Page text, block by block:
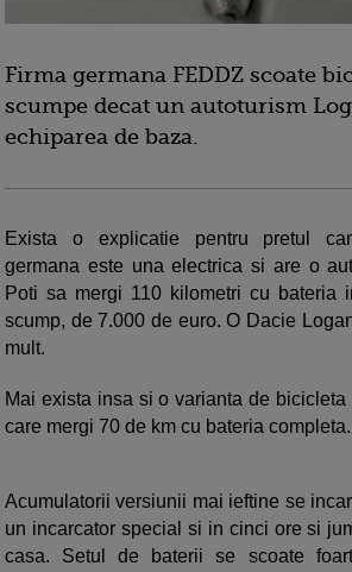
Firma germana FEDDZ scoate
scumpe decat un autoturism
echiparea de baza.
Exista o explicatie pentru pretul
germana este una electrica si are o
Poti sa mergi 110 kilometri cu bateria
scump, de 7.000 de euro. O Dacie
mult.
Mai exista insa si o varianta de
care mergi 70 de km cu bateria completa.
Acumulatorii versiunii mai ieftine se
un incarcator special si in cinci ore si
casa. Setul de baterii se scoate